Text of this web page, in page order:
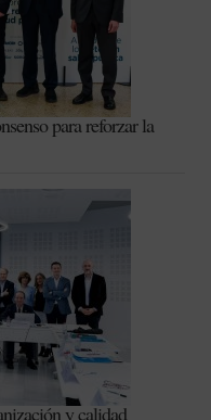
para reforzar la
y calidad